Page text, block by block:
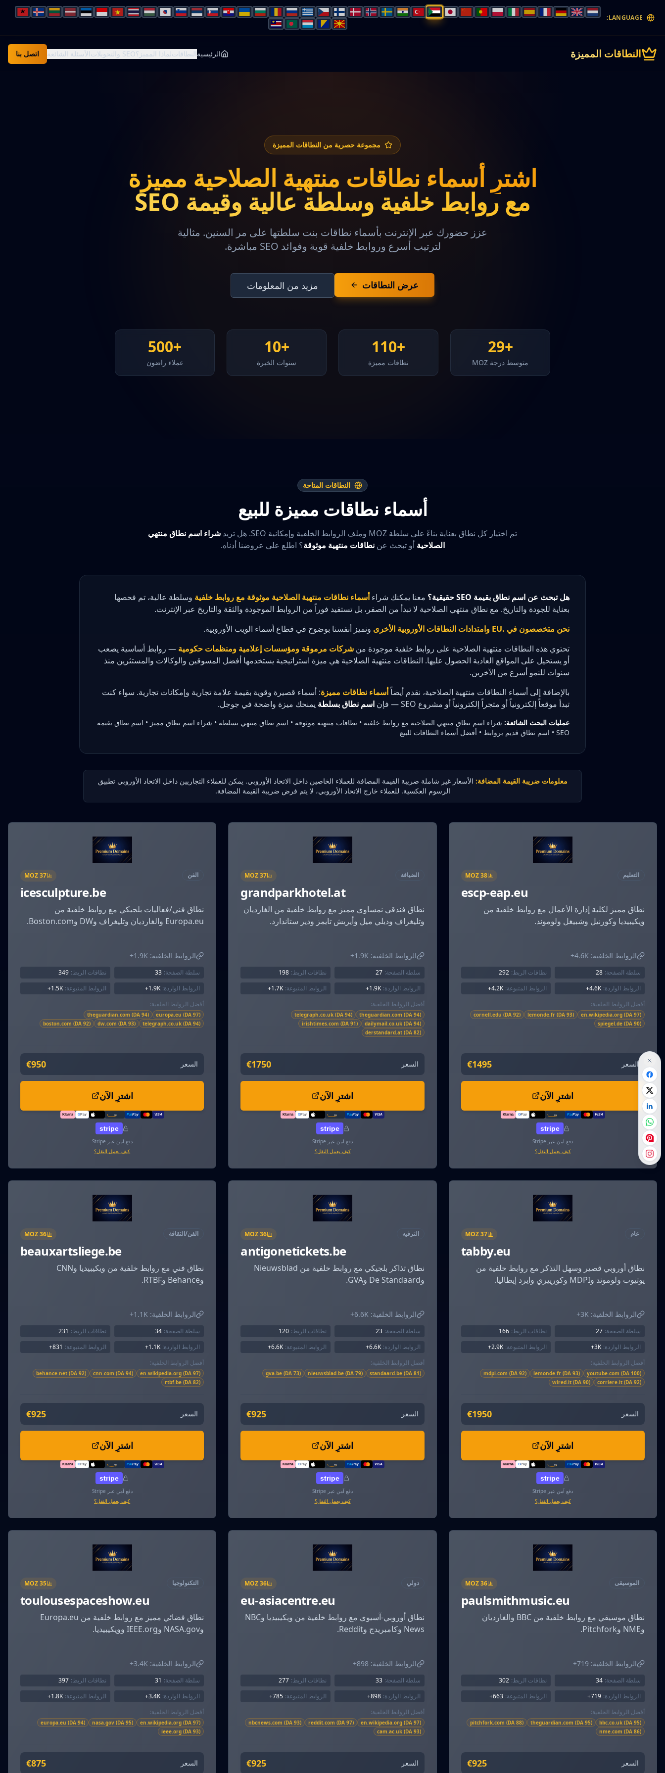
LANGUAGE:
النطاقات المميزة الرئيسيةالنطاقاتلماذا المميز؟SEO والتحويلات الأسئلة الشائعة اتصل بنا
مجموعة حصرية من النطاقات المميزة
اشترِ أسماء نطاقات منتهية الصلاحية مميزة
مع روابط خلفية وسلطة عالية وقيمة SEO
عزز حضورك عبر الإنترنت بأسماء نطاقات بنت سلطتها على مر السنين. مثالية
لترتيب أسرع وروابط خلفية قوية وفوائد SEO مباشرة.
عرض النطاقات مزيد من المعلومات
+29
متوسط درجة MOZ
+110
نطاقات مميزة
+10
سنوات الخبرة
+500
عملاء راضون
النطاقات المتاحة
أسماء نطاقات مميزة للبيع
تم اختيار كل نطاق بعناية بناءً على سلطة MOZ وملف الروابط الخلفية وإمكانية SEO. هل تريد
شراء اسم نطاق منتهي
الصلاحية أو تبحث عننطاقات منتهية موثوقة؟ اطلع على عروضنا أدناه.
هل تبحث عن اسم نطاق بقيمة SEO حقيقية؟ معنا يمكنك شراءأسماء نطاقات منتهية الصلاحية موثوقة مع روابط خلفية وسلطة عالية، تم فحصها
بعناية للجودة والتاريخ. مع نطاق منتهي الصلاحية لا تبدأ من الصفر، بل تستفيد فوراً من الروابط الموجودة والثقة والتاريخ عبر الإنترنت.
نحن متخصصون في .EU وامتدادات النطاقات الأوروبية الأخرى
ونميز أنفسنا بوضوح في قطاع أسماء الويب الأوروبية.
تحتوي هذه النطاقات منتهية الصلاحية على روابط خلفية موجودة من شركات مرموقة ومؤسسات إعلامية ومنظمات حكومية — روابط أساسية يصعب
أو يستحيل على المواقع العادية الحصول عليها. النطاقات منتهية الصلاحية هي ميزة استراتيجية يستخدمها أفضل المسوقين والوكالات والمستثرين منذ
سنوات للنمو أسرع من الآخرين.
بالإضافة إلى أسماء النطاقات منتهية الصلاحية، نقدم أيضاًأسماء نطاقات مميزة: أسماء قصيرة وقوية بقيمة علامة تجارية وإمكانات تجارية. سواء كنت
تبدأ موقعاً إلكترونياً أو متجراً إلكترونياً أو مشروع SEO — فإن
اسم نطاق بسلطة يمنحك ميزة واضحة في جوجل.
عمليات البحث الشائعة: شراء اسم نطاق منتهي الصلاحية مع روابط خلفية • نطاقات منتهية موثوقة • اسم نطاق منتهي بسلطة • شراء اسم نطاق مميز • اسم نطاق بقيمة
SEO • اسم نطاق قديم بروابط • أفضل أسماء النطاقات للبيع
معلومات ضريبة القيمة المضافة: الأسعار غير شاملة ضريبة القيمة المضافة للعملاء الخاصين داخل الاتحاد الأوروبي. يمكن للعملاء التجاريين داخل الاتحاد الأوروبي تطبيق
الرسوم العكسية. للعملاء خارج الاتحاد الأوروبي، لا يتم فرض ضريبة القيمة المضافة.
التعليم MOZ38
escp-eap.eu
نطاق مميز لكلية إدارة الأعمال مع روابط خلفية من
ويكيبيديا وكورنيل وشبيغل ولوموند.
الروابط الخلفية: 4.6K+
سلطة الصفحة: 28 نطاقات الربط: 292
الروابط الواردة: 4.6K+ الروابط المتبوعة: 4.2K+
أفضل الروابط الخلفية:
en.wikipedia.org (DA 97)
lemonde.fr (DA 93)
cornell.edu (DA 92)
spiegel.de (DA 90)
السعر €1495
اشترِ الآن
VISA
Pay
Pal
amazon pay
Pay
GPay
Klarna
stripe
دفع آمن عبر Stripe
كيف يعمل النقل؟
الضيافة MOZ37
grandparkhotel.at
نطاق فندقي نمساوي مميز مع روابط خلفية من الغارديان
وتليغراف وديلي ميل وأيريش تايمز ودير ستاندارد.
الروابط الخلفية:1.9K+
سلطة الصفحة: 27 نطاقات الربط: 198
الروابط الواردة: 1.9K+ الروابط المتبوعة: 1.7K+
أفضل الروابط الخلفية:
theguardian.com (DA 94)
telegraph.co.uk (DA 94)
dailymail.co.uk (DA 94)
irishtimes.com (DA 91)
derstandard.at (DA 82)
السعر €1750
اشترِ الآن
VISA
Pay
Pal
amazon pay
Pay
GPay
Klarna
stripe
دفع آمن عبر Stripe
كيف يعمل النقل؟
الفن MOZ37
icesculpture.be
نطاق فني/فعاليات بلجيكي مع روابط خلفية من
Europa.eu والغارديان وتليغراف وDW وBoston.com.
الروابط الخلفية: 1.9K+
سلطة الصفحة: 33 نطاقات الربط: 349
الروابط الواردة: 1.9K+ الروابط المتبوعة: 1.5K+
أفضل الروابط الخلفية:
europa.eu (DA 97)
theguardian.com (DA 94)
telegraph.co.uk (DA 94)
dw.com (DA 93)
boston.com (DA 92)
السعر €950
اشترِ الآن
VISA
Pay
Pal
amazon pay
Pay
GPay
Klarna
stripe
دفع آمن عبر Stripe
كيف يعمل النقل؟
عام MOZ37
tabby.eu
نطاق أوروبي قصير وسهل التذكر مع روابط خلفية من
يوتيوب ولوموند وMDPI وكورييري وايرد إيطاليا.
الروابط الخلفية: 3K+
سلطة الصفحة: 27 نطاقات الربط: 166
الروابط الواردة: 3K+ الروابط المتبوعة: 2.9K+
أفضل الروابط الخلفية:
youtube.com (DA 100)
lemonde.fr (DA 93)
mdpi.com (DA 92)
corriere.it (DA 92)
wired.it (DA 90)
السعر €1950
اشترِ الآن
VISA
Pay
Pal
amazon pay
Pay
GPay
Klarna
stripe
دفع آمن عبر Stripe
كيف يعمل النقل؟
الترفيه MOZ36
antigonetickets.be
نطاق تذاكر بلجيكي مع روابط خلفية من Nieuwsblad
وDe Standaard وGVA.
الروابط الخلفية: 6.6K+
سلطة الصفحة: 23 نطاقات الربط: 120
الروابط الواردة: 6.6K+ الروابط المتبوعة: 6.6K+
أفضل الروابط الخلفية:
standaard.be (DA 81)
nieuwsblad.be (DA 79)
gva.be (DA 73)
السعر €925
اشترِ الآن
VISA
Pay
Pal
amazon pay
Pay
GPay
Klarna
stripe
دفع آمن عبر Stripe
كيف يعمل النقل؟
الفن/الثقافة MOZ36
beauxartsliege.be
نطاق فني مع روابط خلفية من ويكيبيديا وCNN
وBehance وRTBF.
الروابط الخلفية: 1.1K+
سلطة الصفحة: 34 نطاقات الربط: 231
الروابط الواردة: 1.1K+ الروابط المتبوعة: 831+
أفضل الروابط الخلفية:
en.wikipedia.org (DA 97)
cnn.com (DA 94)
behance.net (DA 92)
rtbf.be (DA 82)
السعر €925
اشترِ الآن
VISA
Pay
Pal
amazon pay
Pay
GPay
Klarna
stripe
دفع آمن عبر Stripe
كيف يعمل النقل؟
الموسيقى MOZ36
paulsmithmusic.eu
نطاق موسيقي مع روابط خلفية من BBC والغارديان
وNME وPitchfork.
الروابط الخلفية: 719+
سلطة الصفحة: 34 نطاقات الربط: 302
الروابط الواردة: 719+ الروابط المتبوعة: 663+
أفضل الروابط الخلفية:
bbc.co.uk (DA 95)
theguardian.com (DA 95)
pitchfork.com (DA 88)
nme.com (DA 86)
السعر €925
دولي MOZ36
eu-asiacentre.eu
نطاق أوروبي-آسيوي مع روابط خلفية من ويكيبيديا وNBC
News وكامبريدج وReddit.
الروابط الخلفية:898+
سلطة الصفحة: 33 نطاقات الربط: 277
الروابط الواردة: 898+ الروابط المتبوعة: 785+
أفضل الروابط الخلفية:
en.wikipedia.org (DA 97)
reddit.com (DA 97)
nbcnews.com (DA 93)
cam.ac.uk (DA 93)
السعر €925
التكنولوجيا MOZ35
toulousespaceshow.eu
نطاق فضائي مميز مع روابط خلفية من Europa.eu
وNASA.gov وIEEE.org وويكيبيديا.
الروابط الخلفية: 3.4K+
سلطة الصفحة: 31 نطاقات الربط: 397
الروابط الواردة: 3.4K+ الروابط المتبوعة: 1.8K+
أفضل الروابط الخلفية:
en.wikipedia.org (DA 97)
nasa.gov (DA 95)
europa.eu (DA 94)
ieee.org (DA 93)
السعر €875